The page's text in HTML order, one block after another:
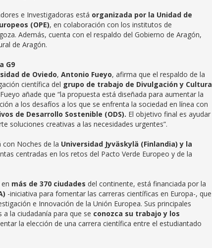
e Investigadoras está organizada por la Unidad de
(OPE), en colaboración con los institutos de
Además, cuenta con el respaldo del Gobierno de Aragón,
de Aragón.
G9
de Oviedo, Antonio Fueyo, afirma que el respaldo de la
científica del grupo de trabajo de Divulgación y Cultura
Fueyo añade que “la propuesta está diseñada para aumentar la
a los desafíos a los que se enfrenta la sociedad en línea con
de Desarrollo Sostenible (ODS). El objetivo final es ayudar
soluciones creativas a las necesidades urgentes”.
Noches de la Universidad Jyväskylä (Finlandia) y la
centradas en los retos del Pacto Verde Europeo y de la
más de 370 ciudades del continente, está financiada por la
-iniciativa para fomentar las carreras científicas en Europa-, que
e Innovación de la Unión Europea. Sus principales
la ciudadanía para que se conozca su trabajo y los
la elección de una carrera científica entre el estudiantado